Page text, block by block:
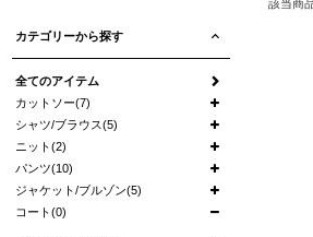
該当商
カテゴリーから探す
全てのアイテム
カットソー(7)
シャツ/ブラウス(5)
ニット(2)
パンツ(10)
ジャケット/ブルゾン(5)
コート(0)